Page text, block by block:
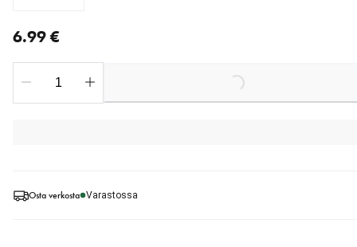
Osta verkosta Varastossa
6.99 €
Loading...